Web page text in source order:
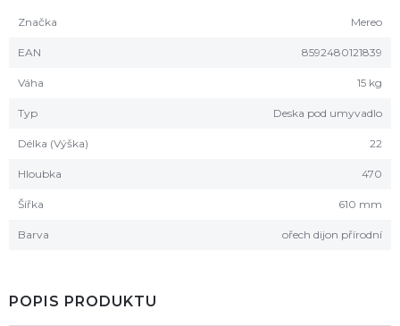
Značka Mereo
EAN 8592480121839
Váha 15 kg
Typ Deska pod umyvadlo
Délka (Výška) 22
Hloubka 470
Šířka 610 mm
Barva ořech dijon přírodní
POPIS PRODUKTU